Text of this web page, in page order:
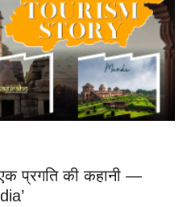
प्रगति की कहानी —